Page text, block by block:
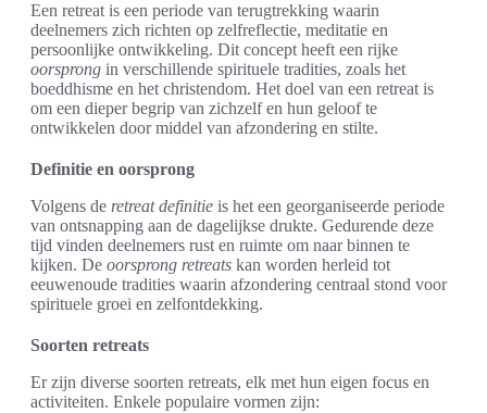
Een retreat is een periode van terugtrekking waarin
deelnemers zich richten op zelfreflectie, meditatie en
persoonlijke ontwikkeling. Dit concept heeft een rijke
oorsprong in verschillende spirituele tradities, zoals het
boeddhisme en het christendom. Het doel van een retreat is
om een dieper begrip van zichzelf en hun geloof te
ontwikkelen door middel van afzondering en stilte.
Definitie en oorsprong
Volgens de retreat definitie is het een georganiseerde periode
van ontsnapping aan de dagelijkse drukte. Gedurende deze
tijd vinden deelnemers rust en ruimte om naar binnen te
kijken. De oorsprong retreats kan worden herleid tot
eeuwenoude tradities waarin afzondering centraal stond voor
spirituele groei en zelfontdekking.
Soorten retreats
Er zijn diverse soorten retreats, elk met hun eigen focus en
activiteiten. Enkele populaire vormen zijn: